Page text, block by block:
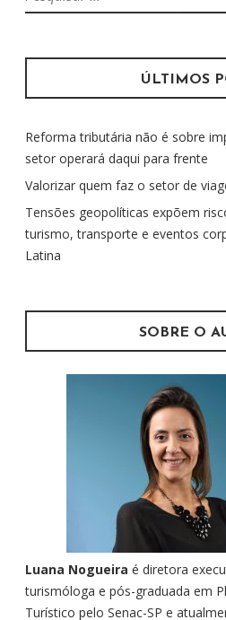
e
q
i
a
r
p
o
r
:
ÚLTIMOS
Reforma tributária não é sobre
setor operará daqui para frente
Valorizar quem faz o setor de
Tensões geopolíticas expõem
turismo, transporte e eventos
Latina
SOBRE O
Luana Nogueira é diretora
turismóloga e pós-graduada em
Turístico pelo Senac-SP e